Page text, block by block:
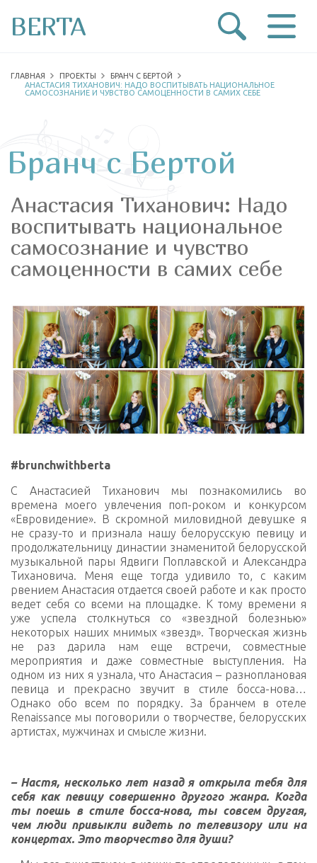
BERTA
ГЛАВНАЯ ПРОЕКТЫ
БРАНЧ С БЕРТОЙ
АНАСТАСИЯ ТИХАНОВИЧ: НАДО ВОСПИТЫВАТЬ НАЦИОНАЛЬНОЕ
САМОСОЗНАНИЕ И ЧУВСТВО САМОЦЕННОСТИ В САМИХ СЕБЕ
Бранч с Бертой
Анастасия Тиханович: Надо
воспитывать национальное
самосознание и чувство
самоценности в самих себе
#‎brunchwithberta‬
С Анастасией Тиханович мы познакомились во
времена моего увлечения поп-роком и конкурсом
«Евровидение». В скромной миловидной девушке я
не сразу-то и признала нашу белорусскую певицу и
продолжательницу династии знаменитой белорусской
музыкальной пары Ядвиги Поплавской и Александра
Тихановича. Меня еще тогда удивило то, с каким
рвением Анастасия отдается своей работе и как просто
ведет себя со всеми на площадке. К тому времени я
уже успела столкнуться со «звездной болезнью»
некоторых наших мнимых «звезд». Творческая жизнь
не раз дарила нам еще встречи, совместные
мероприятия и даже совместные выступления. На
одном из них я узнала, что Анастасия – разноплановая
певица и прекрасно звучит в стиле босса-нова…
Однако обо всем по порядку. За бранчем в отеле
Renaissance мы поговорили о творчестве, белорусских
артистах, мужчинах и смысле жизни.
– Настя, несколько лет назад я открыла тебя для
себя как певицу совершенно другого жанра. Когда
ты поешь в стиле босса-нова, ты совсем другая,
чем люди привыкли видеть по телевизору или на
концертах. Это творчество для души?